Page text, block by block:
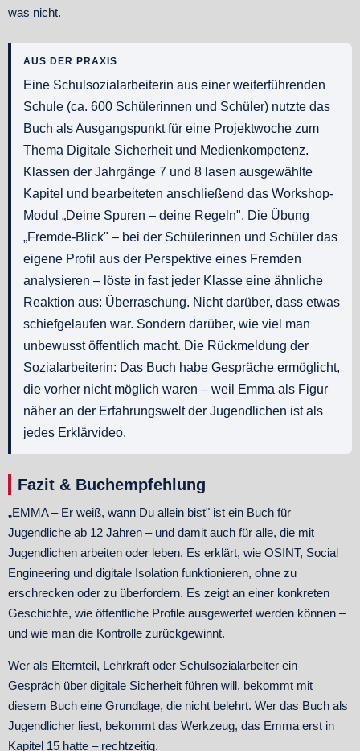
was nicht.
AUS DER PRAXIS
Eine Schulsozialarbeiterin aus einer weiterführenden
Schule (ca. 600 Schülerinnen und Schüler) nutzte das
Buch als Ausgangspunkt für eine Projektwoche zum
Thema Digitale Sicherheit und Medienkompetenz.
Klassen der Jahrgänge 7 und 8 lasen ausgewählte
Kapitel und bearbeiteten anschließend das Workshop-
Modul „Deine Spuren – deine Regeln". Die Übung
„Fremde-Blick" – bei der Schülerinnen und Schüler das
eigene Profil aus der Perspektive eines Fremden
analysieren – löste in fast jeder Klasse eine ähnliche
Reaktion aus: Überraschung. Nicht darüber, dass etwas
schiefgelaufen war. Sondern darüber, wie viel man
unbewusst öffentlich macht. Die Rückmeldung der
Sozialarbeiterin: Das Buch habe Gespräche ermöglicht,
die vorher nicht möglich waren – weil Emma als Figur
näher an der Erfahrungswelt der Jugendlichen ist als
jedes Erklärvideo.
Fazit & Buchempfehlung
„EMMA – Er weiß, wann Du allein bist" ist ein Buch für
Jugendliche ab 12 Jahren – und damit auch für alle, die mit
Jugendlichen arbeiten oder leben. Es erklärt, wie OSINT, Social
Engineering und digitale Isolation funktionieren, ohne zu
erschrecken oder zu überfordern. Es zeigt an einer konkreten
Geschichte, wie öffentliche Profile ausgewertet werden können –
und wie man die Kontrolle zurückgewinnt.
Wer als Elternteil, Lehrkraft oder Schulsozialarbeiter ein
Gespräch über digitale Sicherheit führen will, bekommt mit
diesem Buch eine Grundlage, die nicht belehrt. Wer das Buch als
Jugendlicher liest, bekommt das Werkzeug, das Emma erst in
Kapitel 15 hatte – rechtzeitig.